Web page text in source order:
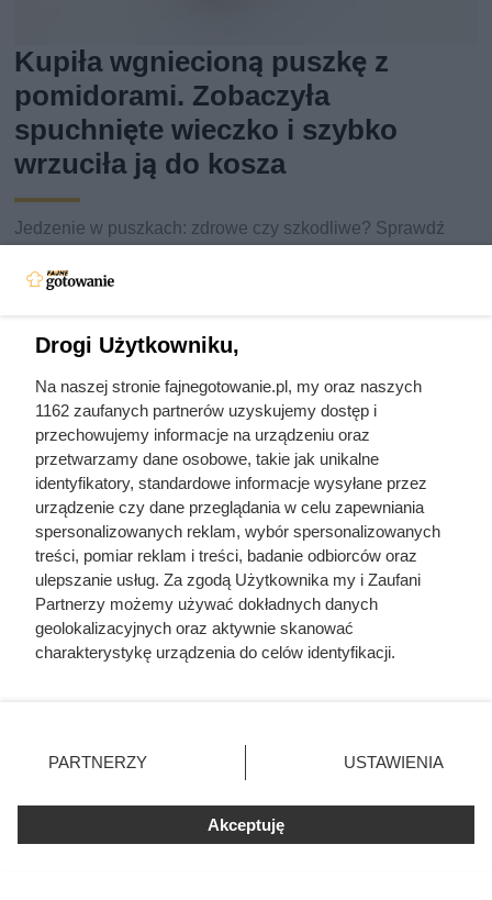
Kupiła wgniecioną puszkę z
pomidorami. Zobaczyła
spuchnięte wieczko i szybko
wrzuciła ją do kosza
Jedzenie w puszkach: zdrowe czy szkodliwe? Sprawdź
Biedronka rozdaje szampony
gratis. Rodziny mogą sporo
Szampony Schauma 400 ml w promocji 1+1 gratis w
zrobić, aby z niej skorzystać.
Drogi Użytkowniku,
Na naszej stronie fajnegotowanie.pl, my oraz naszych
1162 zaufanych partnerów uzyskujemy dostęp i
przechowujemy informacje na urządzeniu oraz
przetwarzamy dane osobowe, takie jak unikalne
identyfikatory, standardowe informacje wysyłane przez
urządzenie czy dane przeglądania w celu zapewniania
spersonalizowanych reklam, wybór spersonalizowanych
treści, pomiar reklam i treści, badanie odbiorców oraz
ulepszanie usług. Za zgodą Użytkownika my i Zaufani
Partnerzy możemy używać dokładnych danych
geolokalizacyjnych oraz aktywnie skanować
charakterystykę urządzenia do celów identyfikacji.
zmienić/wycofać klikając przycisk ustawień prywatności
znajdujący się w lewym dolnym rogu strony
rodzaje przetwarzania danych nie wymagają zgody
użytkownika, ale masz prawo sprzeciwić się takiemu
przetwarzaniu. Preferencje będą miały zastosowania tylko
PARTNERZY USTAWIENIA
Akceptuję